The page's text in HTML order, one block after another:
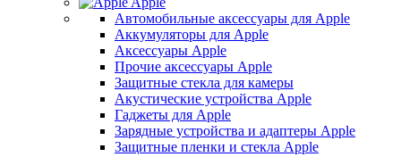
Автомобильные аксессуары для Apple
Аккумуляторы для Apple
Аксессуары Apple
Прочие аксессуары Apple
Защитные стекла для камеры
Акустические устройства Apple
Гаджеты для Apple
Зарядные устройства и адаптеры Apple
Защитные пленки и стекла Apple